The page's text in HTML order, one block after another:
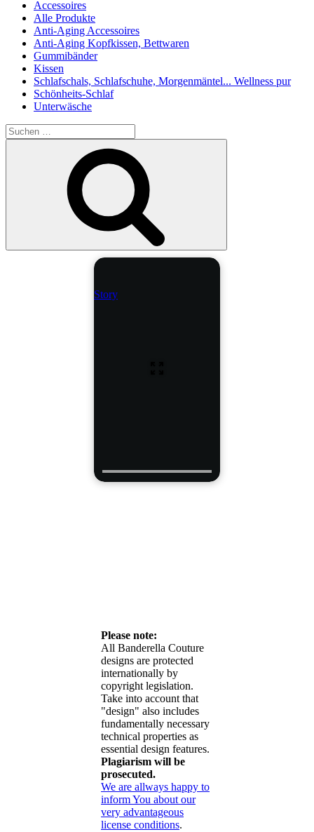
Accessoires
Alle Produkte
Anti-Aging Accessoires
Anti-Aging Kopfkissen, Bettwaren
Gummibänder
Kissen
Schlafschals, Schlafschuhe, Morgenmäntel... Wellness pur
Schönheits-Schlaf
Unterwäsche
Suche
nach:
Story
Please note:
All Banderella Couture
designs are protected
internationally by
copyright legislation.
Take into account that
"design" also includes
fundamentally necessary
technical properties as
essential design features.
Plagiarism will be
prosecuted.
We are allways happy to
inform You about our
very advantageous
license conditions.